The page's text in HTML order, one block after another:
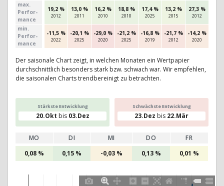
max.
Per­for­
mance
19,2 %
2012
13,0 %
2011
16,2 %
2010
18,8 %
2010
17,4 %
2025
13,2 %
2015
27,3 %
2012
min.
Per­for­
mance
-11,5 %
2022
-20,1 %
2025
-29,0 %
2020
-21,2 %
2025
-16,8 %
2019
-21,7 %
2012
-14,2 %
2020
Der saisonale Chart zeigt, in welchen Monaten ein Wertpapier
durchschnittlich besonders stark bzw. schwach war. Wir empfehlen,
die saisonalen Charts trendbereinigt zu betrachten.
Stärkste Entwicklung
20.Okt bis 03.Dez
Schwächste Entwicklung
23.Dez bis 22.Mär
MO DI MI DO
FR
0,08 %
0,15 % -0,03 % 0,13 % 0,01 %